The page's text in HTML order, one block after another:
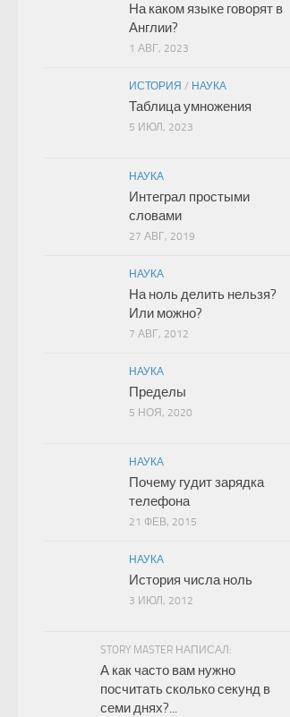
На каком языке говорят в
Англии?
1 АВГ, 2023
ИСТОРИЯ / НАУКА
Таблица умножения
5 ИЮЛ, 2023
НАУКА
Интеграл простыми
словами
27 АВГ, 2019
НАУКА
На ноль делить нельзя?
Или можно?
7 АВГ, 2012
НАУКА
Пределы
5 НОЯ, 2020
НАУКА
Почему гудит зарядка
телефона
21 ФЕВ, 2015
НАУКА
История числа ноль
3 ИЮЛ, 2012
STORY MASTER НАПИСАЛ:
А как часто вам нужно
посчитать сколько секунд в
семи днях?...